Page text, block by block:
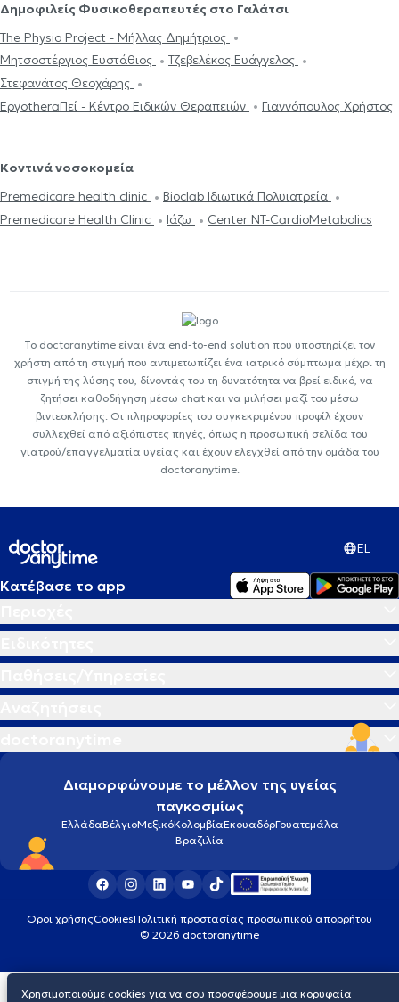
Δημοφιλείς Φυσικοθεραπευτές στο Γαλάτσι
The Physio Project - Μήλλας Δημήτριος
Μητσοστέργιος Ευστάθιος
Τζεβελέκος Ευάγγελος
Στεφανάτος Θεοχάρης
ΕργοtheraΠεί - Κέντρο Ειδικών Θεραπειών
Γιαννόπουλος Χρήστος
Κοντινά νοσοκομεία
Premedicare health clinic
Bioclab Ιδιωτικά Πολυιατρεία
Premedicare Health Clinic
Ιάζω Center NT-CardioMetabolics
Το doctoranytime είναι ένα end-to-end solution που υποστηρίζει τον
χρήστη από τη στιγμή που αντιμετωπίζει ένα ιατρικό σύμπτωμα μέχρι τη
στιγμή της λύσης του, δίνοντάς του τη δυνατότητα να βρεί ειδικό, να
ζητήσει καθοδήγηση μέσω chat και να μιλήσει μαζί του μέσω
βιντεοκλήσης. Οι πληροφορίες του συγκεκριμένου προφίλ έχουν
συλλεχθεί από αξιόπιστες πηγές, όπως η προσωπική σελίδα του
γιατρού/επαγγελματία υγείας και έχουν ελεγχθεί από την ομάδα του
doctoranytime.
EL
Κατέβασε το app
Διαμορφώνουμε το μέλλον της υγείας
παγκοσμίως
ΕλλάδαΒέλγιοΜεξικόΚολομβίαΕκουαδόρΓουατεμάλα
Βραζιλία
Οροι χρήσηςCookiesΠολιτική προστασίας προσωπικού απορρήτου
© 2026 doctoranytime
Χρησιμοποιούμε cookies για να σου προσφέρουμε μια κορυφαία